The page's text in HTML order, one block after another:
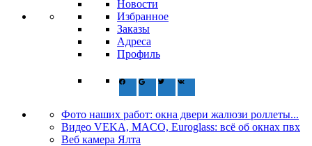
Новости
Избранное
Заказы
Адреса
Профиль
Фото наших работ: окна двери жалюзи роллеты...
Видео VEKA, MACO, Euroglass: всё об окнах пвх
Веб камера Ялта